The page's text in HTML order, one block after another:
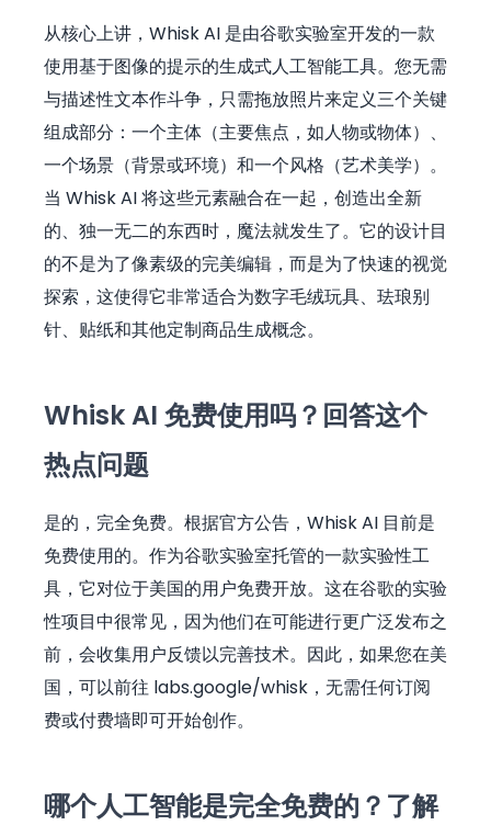
从核心上讲，Whisk AI 是由谷歌实验室开发的一款
使用基于图像的提示的生成式人工智能工具。您无需
与描述性文本作斗争，只需拖放照片来定义三个关键
组成部分：一个主体（主要焦点，如人物或物体）、
一个场景（背景或环境）和一个风格（艺术美学）。
当 Whisk AI 将这些元素融合在一起，创造出全新
的、独一无二的东西时，魔法就发生了。它的设计目
的不是为了像素级的完美编辑，而是为了快速的视觉
探索，这使得它非常适合为数字毛绒玩具、珐琅别
针、贴纸和其他定制商品生成概念。
Whisk AI 免费使用吗？回答这个
热点问题
是的，完全免费。根据官方公告，Whisk AI 目前是
免费使用的。作为谷歌实验室托管的一款实验性工
具，它对位于美国的用户免费开放。这在谷歌的实验
性项目中很常见，因为他们在可能进行更广泛发布之
前，会收集用户反馈以完善技术。因此，如果您在美
国，可以前往 labs.google/whisk，无需任何订阅
费或付费墙即可开始创作。
哪个人工智能是完全免费的？了解